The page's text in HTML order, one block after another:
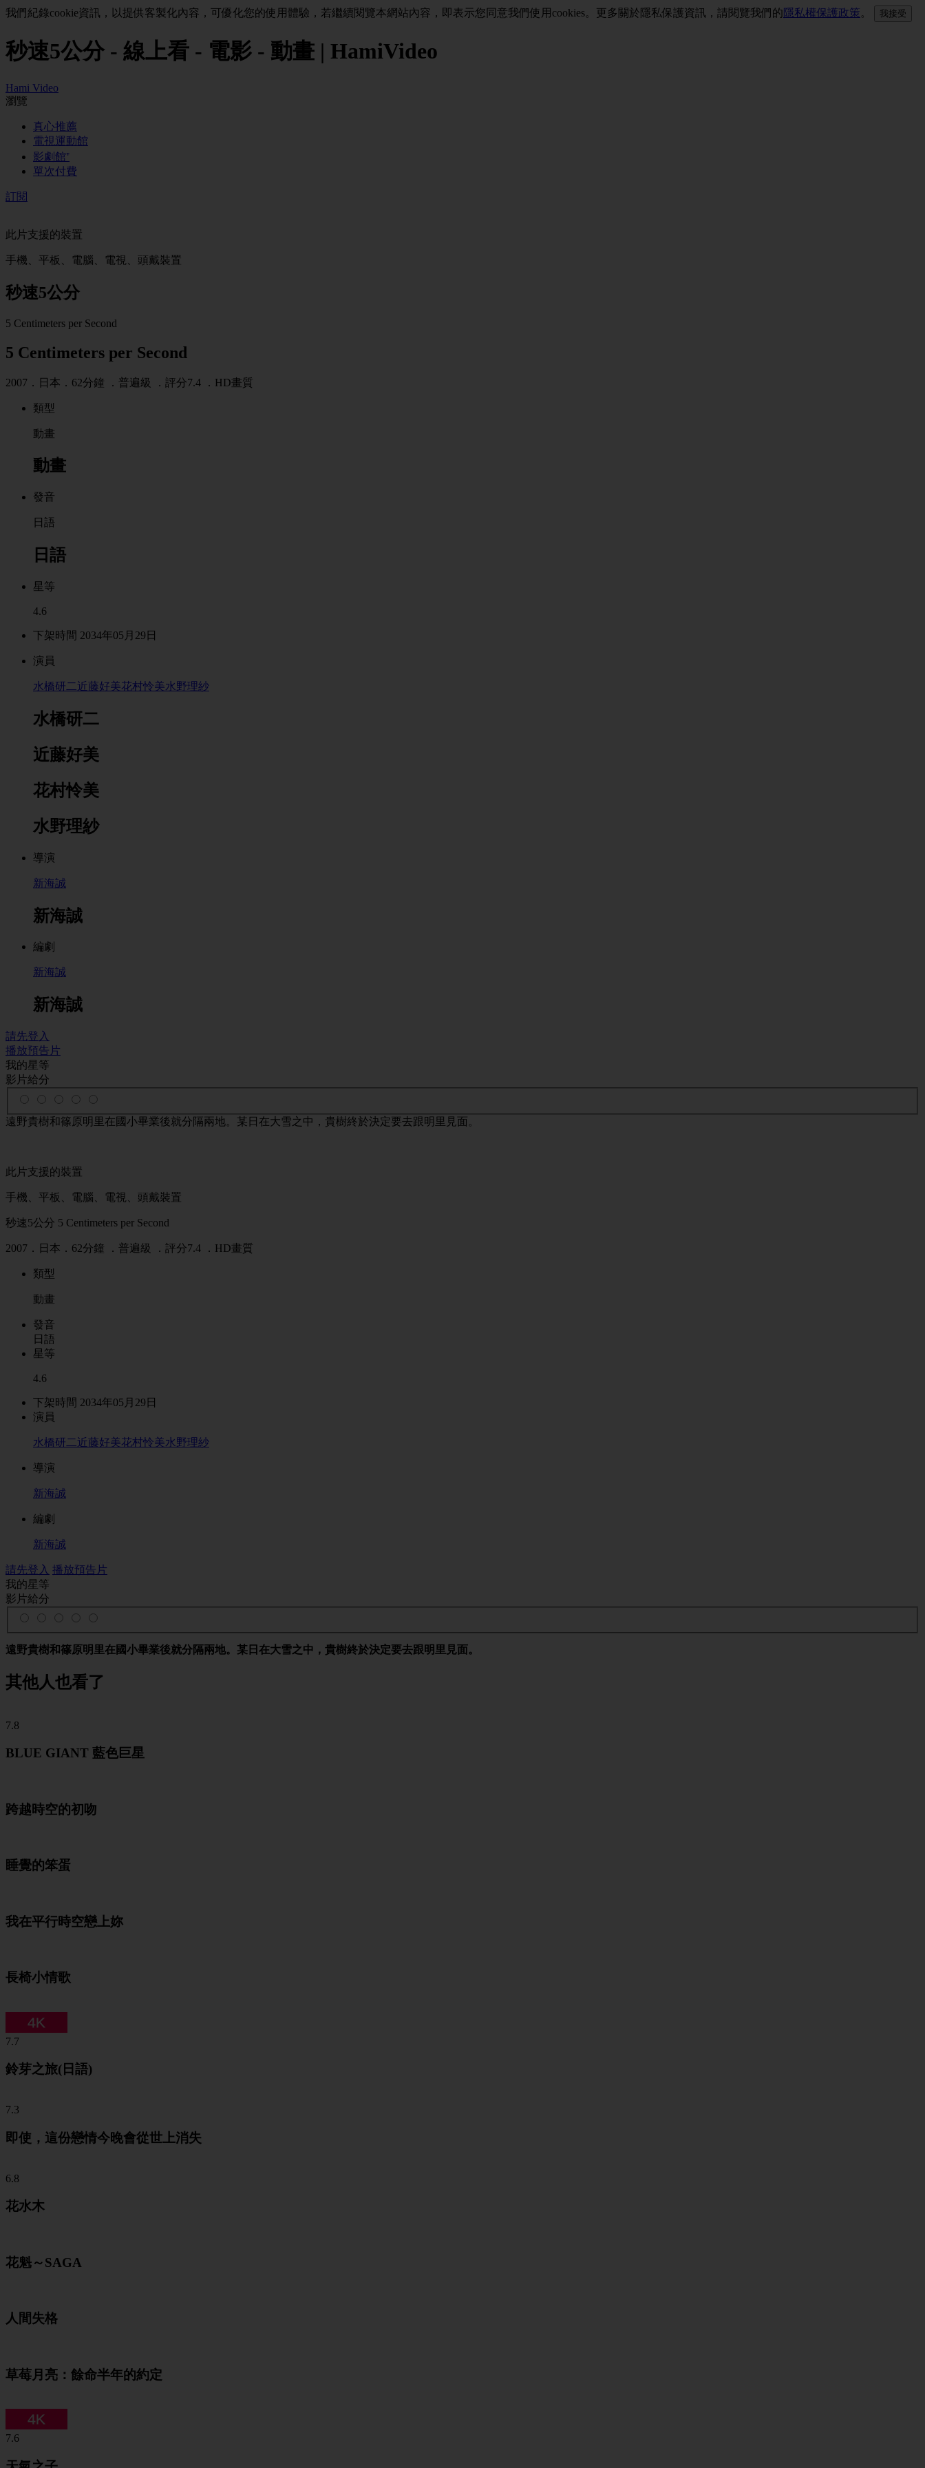
我們紀錄cookie資訊，以提供客製化內容，可優化您的使用體驗，若繼續閱覽本網站內容，即表示您同意我們使用cookies。更多關於隱私保護資訊，請閱覽我們的 隱私權保護政策。
秒速5公分 - 線上看 - 電影 - 動畫 | HamiVideo
Hami Video
瀏覽
真心推薦
電視運動館
影劇館⁺
單次付費
訂閱
此片支援的裝置
手機、平板、電腦、電視、頭戴裝置
秒速5公分
5 Centimeters per Second
5 Centimeters per Second
2007．日本．62分鐘 ． 普遍級 ． 評分7.4 ．HD畫質
類型
動畫
動畫
發音
日語
日語
星等
4.6
下架時間 2034年05月29日
演員
水橋研二近藤好美花村怜美水野理紗
水橋研二
近藤好美
花村怜美
水野理紗
導演
新海誠
新海誠
編劇
新海誠
新海誠
請先登入
播放預告片
我的星等
影片給分
遠野貴樹和篠原明里在國小畢業後就分隔兩地。某日在大雪之中，貴樹終於決定要去跟明里見面。
此片支援的裝置
手機、平板、電腦、電視、頭戴裝置
秒速5公分 5 Centimeters per Second
2007．日本．62分鐘 ． 普遍級 ． 評分7.4 ．HD畫質
類型
動畫
發音
日語
星等
4.6
下架時間 2034年05月29日
演員
水橋研二近藤好美花村怜美水野理紗
導演
新海誠
編劇
新海誠
請先登入 播放預告片
我的星等
影片給分
遠野貴樹和篠原明里在國小畢業後就分隔兩地。某日在大雪之中，貴樹終於決定要去跟明里見面。
其他人也看了
7.8
BLUE GIANT 藍色巨星
跨越時空的初吻
睡覺的笨蛋
我在平行時空戀上妳
長椅小情歌
7.7
鈴芽之旅(日語)
7.3
即使，這份戀情今晚會從世上消失
6.8
花水木
花魁～SAGA
人間失格
草莓月亮：餘命半年的約定
7.6